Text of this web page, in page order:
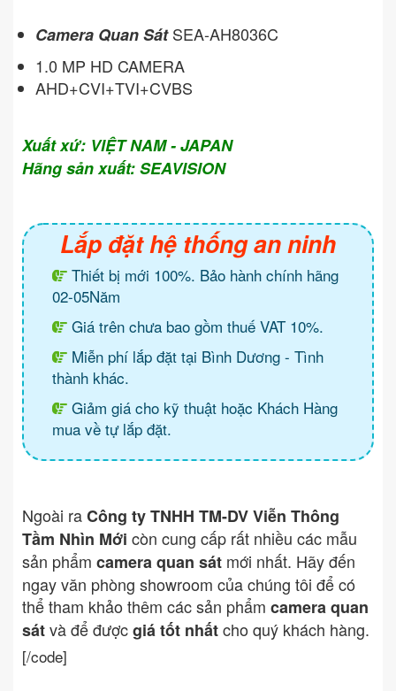
Camera Quan SátSEA-AH8036C
1.0 MP HD CAMERA
AHD+CVI+TVI+CVBS
Xuất xứ: VIỆT NAM - JAPAN
Hãng sản xuất: SEAVISION
Lắp đặt hệ thống an ninh
Thiết bị mới 100%. Bảo hành chính hãng
02-05Năm
Giá trên chưa bao gồm thuế VAT 10%.
Miễn phí lắp đặt tại Bình Dương - Tình
thành khác.
Giảm giá cho kỹ thuật hoặc Khách Hàng
mua về tự lắp đặt.
Ngoài raCông ty TNHH TM-DV Viễn Thông
Tầm Nhìn Mới còn cung cấp rất nhiều các mẫu
sản phẩm camera quan sát mới nhất. Hãy đến
ngay văn phòng showroom của chúng tôi để có
thể tham khảo thêm các sản phẩm camera quan
sátvà để đượcgiá tốt nhấtcho quý khách hàng.
[/code]